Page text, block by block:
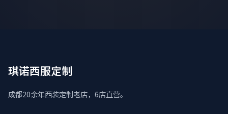
琪诺西服定制
成都20余年西装定制老店，6店直营。